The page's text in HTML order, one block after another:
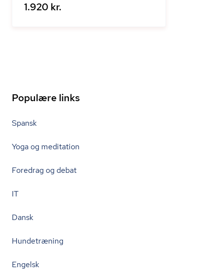
1.920 kr.
Populære links
Spansk
Yoga og meditation
Foredrag og debat
IT
Dansk
Hundetræning
Engelsk